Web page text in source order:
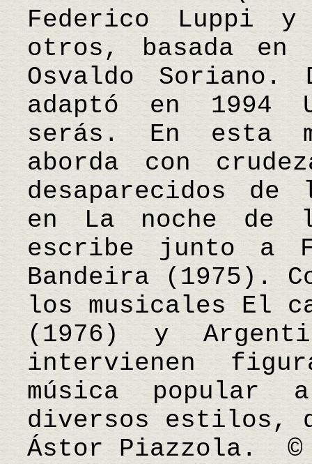
Federico Luppi
otros, basada en
Osvaldo Soriano.
adaptó en 1994
serás. En esta
aborda con
desaparecidos
en La noche de
escribe junto a
Bandeira (1975).
los musicales El
(1976) y
intervienen
música popular
diversos estilos,
Ástor Piazzola. ©